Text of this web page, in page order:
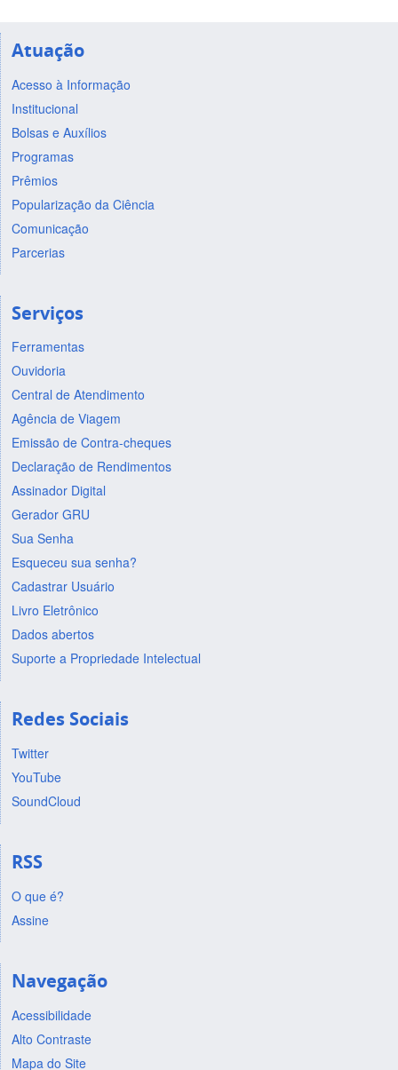
Atuação
Acesso à Informação
Institucional
Bolsas e Auxílios
Programas
Prêmios
Popularização da Ciência
Comunicação
Parcerias
Serviços
Ferramentas
Ouvidoria
Central de Atendimento
Agência de Viagem
Emissão de Contra-cheques
Declaração de Rendimentos
Assinador Digital
Gerador GRU
Sua Senha
Esqueceu sua senha?
Cadastrar Usuário
Livro Eletrônico
Dados abertos
Suporte a Propriedade Intelectual
Redes Sociais
Twitter
YouTube
SoundCloud
RSS
O que é?
Assine
Navegação
Acessibilidade
Alto Contraste
Mapa do Site